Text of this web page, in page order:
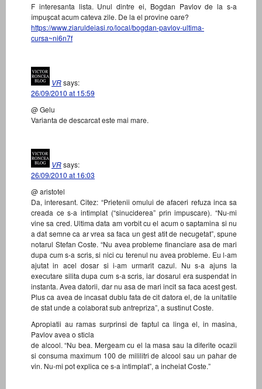
F interesanta lista. Unul dintre ei, Bogdan Pavlov de la s-a
împușcat acum cateva zile. De la el provine oare?
https://www.ziaruldeiasi.ro/local/bogdan-pavlov-ultima-
cursa~ni6n7f
VRsays:
26/09/2010 at 15:59
@ Gelu
Varianta de descarcat este mai mare.
VRsays:
26/09/2010 at 16:03
@ aristotel
Da, interesant. Citez: “Prietenii omului de afaceri refuza inca sa
creada ce s-a intimplat (“sinuciderea” prin impuscare). “Nu-mi
vine sa cred. Ultima data am vorbit cu el acum o saptamina si nu
a dat semne ca ar vrea sa faca un gest atit de necugetat”, spune
notarul Stefan Coste. “Nu avea probleme financiare asa de mari
dupa cum s-a scris, si nici cu terenul nu avea probleme. Eu l-am
ajutat in acel dosar si i-am urmarit cazul. Nu s-a ajuns la
executare silita dupa cum s-a scris, iar dosarul era suspendat in
instanta. Avea datorii, dar nu asa de mari incit sa faca acest gest.
Plus ca avea de incasat dublu fata de cit datora el, de la unitatile
de stat unde a colaborat sub antrepriza”, a sustinut Coste.
Apropiatii au ramas surprinsi de faptul ca linga el, in masina,
Pavlov avea o sticla
de alcool. “Nu bea. Mergeam cu el la masa sau la diferite ocazii
si consuma maximum 100 de mililitri de alcool sau un pahar de
vin. Nu-mi pot explica ce s-a intimplat”, a incheiat Coste.”